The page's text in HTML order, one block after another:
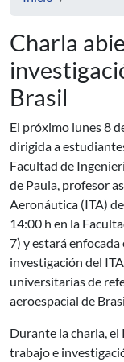
Charla
Brasil
El próximo lunes 8
dirigida a
Facultad de
de Paula, profesor
Aeronáutica (ITA)
14:00 h en la
7) y estará
investigación del
universitarias de
aeroespacial de
Durante la charla, el
trabajo e